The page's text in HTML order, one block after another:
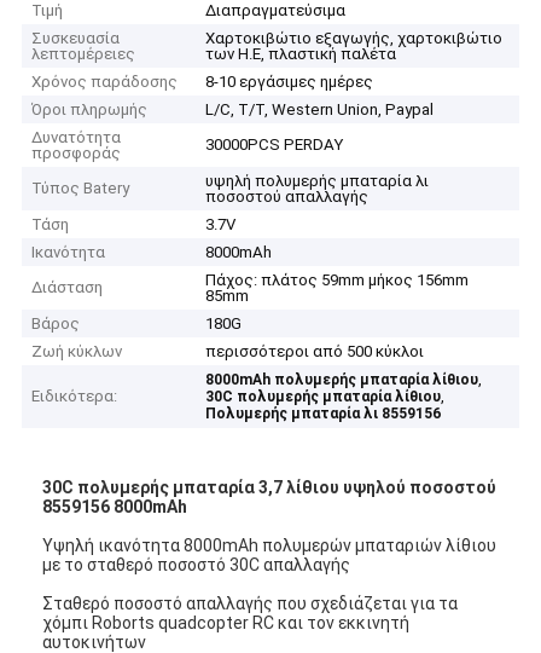
Τιμή
Διαπραγματεύσιμα
Συσκευασία
λεπτομέρειες
Χαρτοκιβώτιο εξαγωγής, χαρτοκιβώτιο
των Η.Ε, πλαστική παλέτα
Χρόνος παράδοσης
8-10 εργάσιμες ημέρες
Όροι πληρωμής
L/C, T/T, Western Union, Paypal
Δυνατότητα
προσφοράς
30000PCS PERDAY
Τύπος Batery
υψηλή πολυμερής μπαταρία λι
ποσοστού απαλλαγής
Τάση
3.7V
Ικανότητα
8000mAh
Διάσταση
Πάχος: πλάτος 59mm μήκος 156mm
85mm
Βάρος
180G
Ζωή κύκλων
περισσότεροι από 500 κύκλοι
Ειδικότερα:
8000mAh πολυμερής μπαταρία λίθιου,
30C πολυμερής μπαταρία λίθιου,
Πολυμερής μπαταρία λι 8559156
30C πολυμερής μπαταρία 3,7 λίθιου υψηλού ποσοστού
8559156 8000mAh
Υψηλή ικανότητα 8000mAh πολυμερών μπαταριών λίθιου
με το σταθερό ποσοστό 30C απαλλαγής
Σταθερό ποσοστό απαλλαγής που σχεδιάζεται για τα
χόμπι Roborts quadcopter RC και τον εκκινητή
αυτοκινήτων